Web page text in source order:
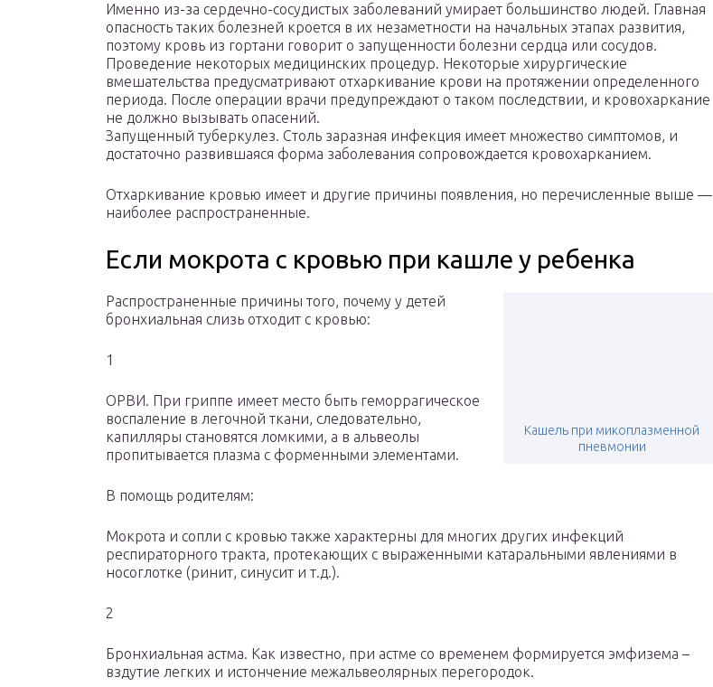
Именно из-за сердечно-сосудистых заболеваний умирает большинство людей. Главная
опасность таких болезней кроется в их незаметности на начальных этапах развития,
поэтому кровь из гортани говорит о запущенности болезни сердца или сосудов.
Проведение некоторых медицинских процедур. Некоторые хирургические
вмешательства предусматривают отхаркивание крови на протяжении определенного
периода. После операции врачи предупреждают о таком последствии, и кровохаркание
не должно вызывать опасений.
Запущенный туберкулез. Столь заразная инфекция имеет множество симптомов, и
достаточно развившаяся форма заболевания сопровождается кровохарканием.
Отхаркивание кровью имеет и другие причины появления, но перечисленные выше —
наиболее распространенные.
Если мокрота с кровью при кашле у ребенка
Кашель при микоплазменной
пневмонии
Распространенные причины того, почему у детей
бронхиальная слизь отходит с кровью:
1
ОРВИ. При гриппе имеет место быть геморрагическое
воспаление в легочной ткани, следовательно,
капилляры становятся ломкими, а в альвеолы
пропитывается плазма с форменными элементами.
В помощь родителям:
Мокрота и сопли с кровью также характерны для многих других инфекций
респираторного тракта, протекающих с выраженными катаральными явлениями в
носоглотке (ринит, синусит и т.д.).
2
Бронхиальная астма. Как известно, при астме со временем формируется эмфизема –
вздутие легких и истончение межальвеолярных перегородок.